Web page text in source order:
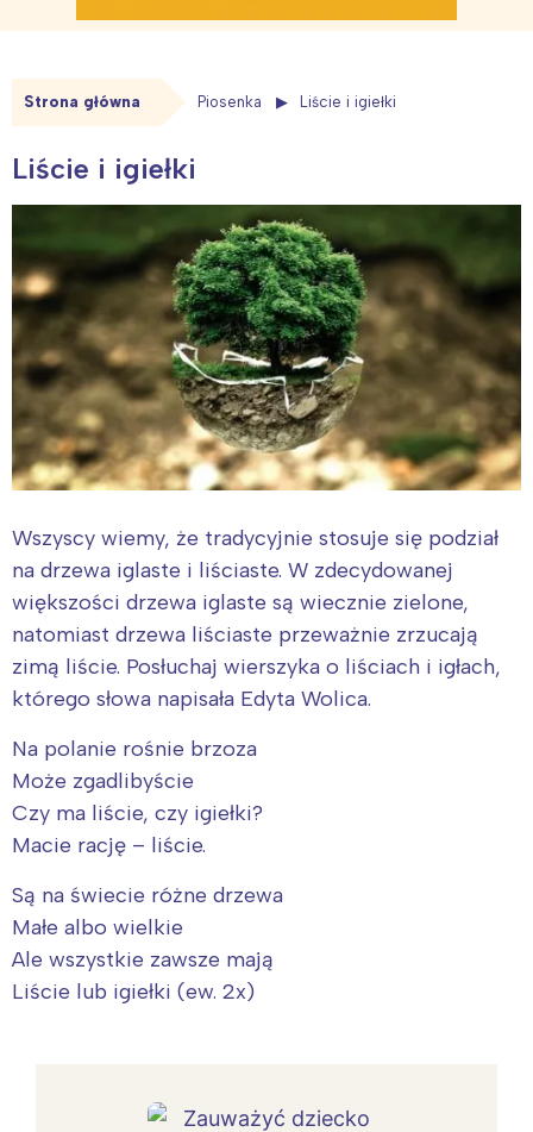
Strona główna Piosenka Liście i igiełki
Liście i igiełki
Wszyscy wiemy, że tradycyjnie stosuje się podział
na drzewa iglaste i liściaste. W zdecydowanej
większości drzewa iglaste są wiecznie zielone,
natomiast drzewa liściaste przeważnie zrzucają
zimą liście. Posłuchaj wierszyka o liściach i igłach,
którego słowa napisała Edyta Wolica.
Na polanie rośnie brzoza
Może zgadlibyście
Czy ma liście, czy igiełki?
Macie rację – liście.
Są na świecie różne drzewa
Małe albo wielkie
Ale wszystkie zawsze mają
Liście lub igiełki (ew. 2x)